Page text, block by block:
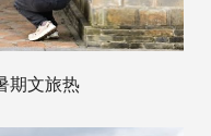
期文旅热